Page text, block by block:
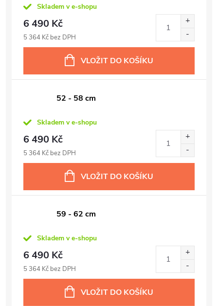
Skladem v e-shopu
6 490 Kč
5 364 Kč bez DPH
VLOŽIT DO KOŠÍKU
52 - 58 cm
Skladem v e-shopu
6 490 Kč
5 364 Kč bez DPH
VLOŽIT DO KOŠÍKU
59 - 62 cm
Skladem v e-shopu
6 490 Kč
5 364 Kč bez DPH
VLOŽIT DO KOŠÍKU